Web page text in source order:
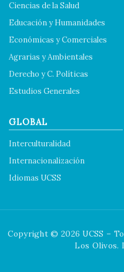
Ciencias de la Salud
Educación y Humanidades
Económicas y Comerciales
Agrarias y Ambientales
Derecho y C. Políticas
Estudios Generales
GLOBAL
Interculturalidad
Internacionalización
Idiomas UCSS
Copyright © 2026 UCSS –
Los Olivos.